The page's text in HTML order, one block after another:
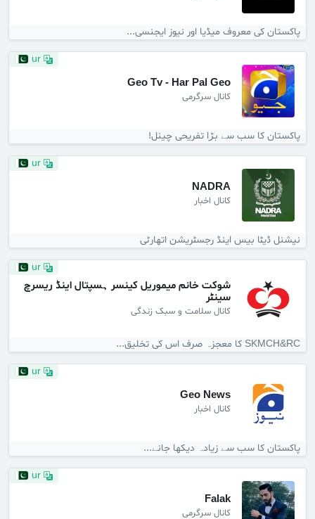
پاکستان کی معروف میڈیا اور نیوز ایجنسی...
Geo Tv - Har Pal Geo
کانال سرگرمی
پاکستان کا سب سے بڑا تفریحی چینل!
NADRA
کانال اخبار
نیشنل ڈیٹا بیس اینڈ رجسٹریشن اتھارٹی
شوکت خانم میموریل کینسر ہسپتال اینڈ ریسرچ
سینٹر
کانال سلامت و سبک زندگی
SKMCH&RC کا معجزہ صرف اس کی تخلیق...
Geo News
کانال اخبار
پاکستان کا سب سے زیادہ دیکھا جانے...
Falak
کانال سرگرمی